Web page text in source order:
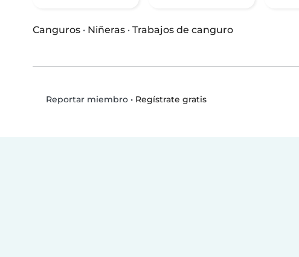
Canguros · Niñeras · Trabajos de canguro
Reportar miembro• Regístrate gratis